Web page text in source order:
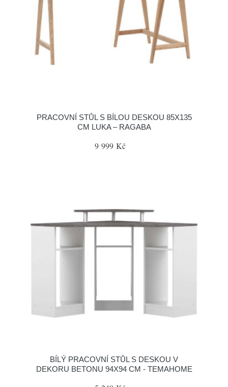
PRACOVNÍ STŮL S BÍLOU DESKOU 85X135
CM LUKA – RAGABA
9 999 Kč
BÍLÝ PRACOVNÍ STŮL S DESKOU V
DEKORU BETONU 94X94 CM - TEMAHOME